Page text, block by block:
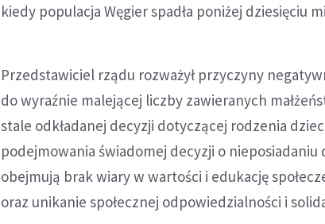
kiedy populacja Węgier spadła poniżej dziesięciu
Przedstawiciel rządu rozważył przyczyny
do wyraźnie malejącej liczby zawieranych
stale odkładanej decyzji dotyczącej rodzenia
podejmowania świadomej decyzji o nieposiadaniu
obejmują brak wiary w wartości i edukację
oraz unikanie społecznej odpowiedzialności i